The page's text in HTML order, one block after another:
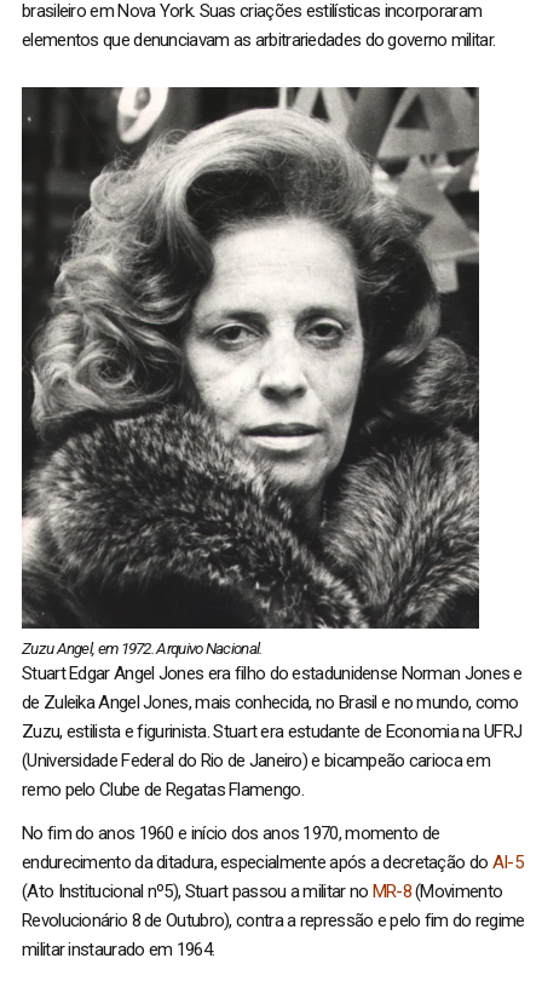
brasileiro em Nova York. Suas criações estilísticas incorporaram
elementos que denunciavam as arbitrariedades do governo militar.
Zuzu Angel, em 1972. Arquivo Nacional.
Stuart Edgar Angel Jones era filho do estadunidense Norman Jones e
de Zuleika Angel Jones, mais conhecida, no Brasil e no mundo, como
Zuzu, estilista e figurinista. Stuart era estudante de Economia na UFRJ
(Universidade Federal do Rio de Janeiro) e bicampeão carioca em
remo pelo Clube de Regatas Flamengo.
No fim do anos 1960 e início dos anos 1970, momento de
endurecimento da ditadura, especialmente após a decretação do AI-5
(Ato Institucional nº5), Stuart passou a militar no MR-8(Movimento
Revolucionário 8 de Outubro), contra a repressão e pelo fim do regime
militar instaurado em 1964.